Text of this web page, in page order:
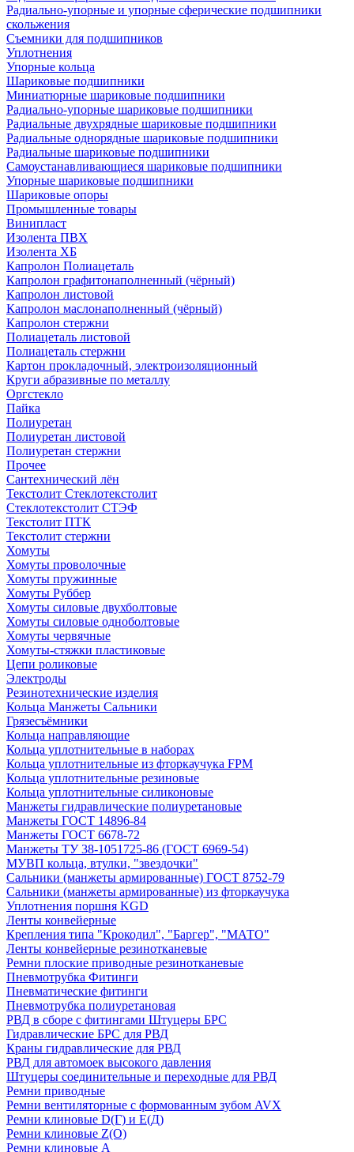
Радиально-упорные и упорные сферические подшипники
скольжения
Съемники для подшипников
Уплотнения
Упорные кольца
Шариковые подшипники
Миниатюрные шариковые подшипники
Радиально-упорные шариковые подшипники
Радиальные двухрядные шариковые подшипники
Радиальные однорядные шариковые подшипники
Радиальные шариковые подшипники
Самоустанавливающиеся шариковые подшипники
Упорные шариковые подшипники
Шариковые опоры
Промышленные товары
Винипласт
Изолента ПВХ
Изолента ХБ
Капролон Полиацеталь
Капролон графитонаполненный (чёрный)
Капролон листовой
Капролон маслонаполненный (чёрный)
Капролон стержни
Полиацеталь листовой
Полиацеталь стержни
Картон прокладочный, электроизоляционный
Круги абразивные по металлу
Оргстекло
Пайка
Полиуретан
Полиуретан листовой
Полиуретан стержни
Прочее
Сантехнический лён
Текстолит Стеклотекстолит
Стеклотекстолит СТЭФ
Текстолит ПТК
Текстолит стержни
Хомуты
Хомуты проволочные
Хомуты пружинные
Хомуты Руббер
Хомуты силовые двухболтовые
Хомуты силовые одноболтовые
Хомуты червячные
Хомуты-стяжки пластиковые
Цепи роликовые
Электроды
Резинотехнические изделия
Кольца Манжеты Сальники
Грязесъёмники
Кольца направляющие
Кольца уплотнительные в наборах
Кольца уплотнительные из фторкаучука FPM
Кольца уплотнительные резиновые
Кольца уплотнительные силиконовые
Манжеты гидравлические полиуретановые
Манжеты ГОСТ 14896-84
Манжеты ГОСТ 6678-72
Манжеты ТУ 38-1051725-86 (ГОСТ 6969-54)
МУВП кольца, втулки, "звездочки"
Сальники (манжеты армированные) ГОСТ 8752-79
Сальники (манжеты армированные) из фторкаучука
Уплотнения поршня KGD
Ленты конвейерные
Крепления типа "Крокодил", "Баргер", "МАТО"
Ленты конвейерные резинотканевые
Ремни плоские приводные резинотканевые
Пневмотрубка Фитинги
Пневматические фитинги
Пневмотрубка полиуретановая
РВД в сборе с фитингами Штуцеры БРС
Гидравлические БРС для РВД
Краны гидравлические для РВД
РВД для автомоек высокого давления
Штуцеры соединительные и переходные для РВД
Ремни приводные
Ремни вентиляторные с формованным зубом AVX
Ремни клиновые D(Г) и Е(Д)
Ремни клиновые Z(О)
Ремни клиновые А